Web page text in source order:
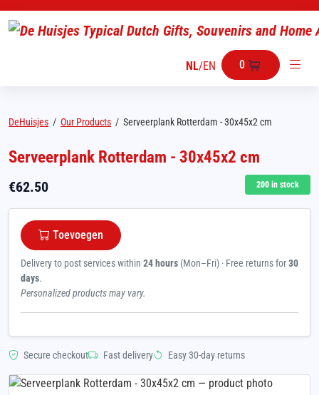
NL/EN 0
DeHuisjes / Our Products / Serveerplank Rotterdam - 30x45x2 cm
Serveerplank Rotterdam - 30x45x2 cm
€62.50 200 in stock
Toevoegen
Delivery to post services within 24 hours (Mon–Fri) · Free returns for30
days.
Personalized products may vary.
Secure checkout Fast delivery Easy 30-day returns